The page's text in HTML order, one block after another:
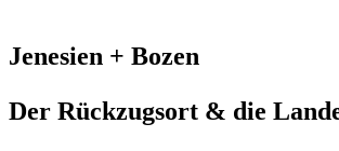
Jenesien + Bozen
Der Rückzugsort & die